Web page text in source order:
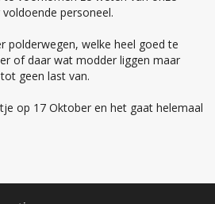
personeel.
polderwegen, welke heel goed te
of daar wat modder liggen maar
geen last van.
op 17 Oktober en het gaat helemaal